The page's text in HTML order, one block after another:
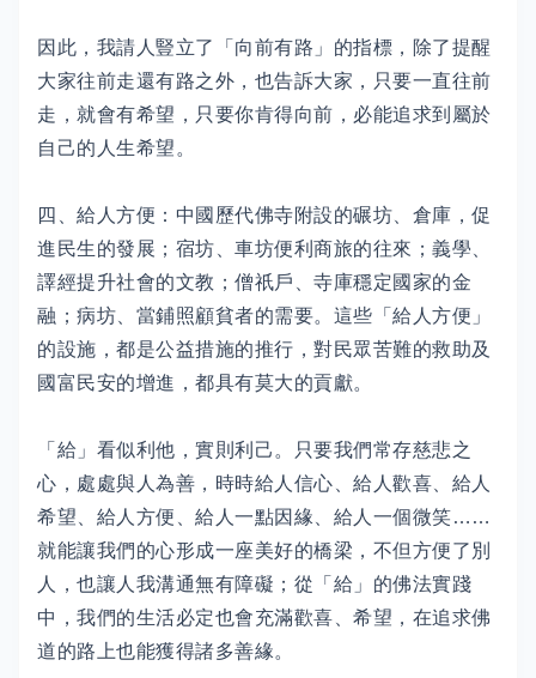
因此，我請人豎立了「向前有路」的指標，除了提醒
大家往前走還有路之外，也告訴大家，只要一直往前
走，就會有希望，只要你肯得向前，必能追求到屬於
自己的人生希望。
四、給人方便：中國歷代佛寺附設的碾坊、倉庫，促
進民生的發展；宿坊、車坊便利商旅的往來；義學、
譯經提升社會的文教；僧祇戶、寺庫穩定國家的金
融；病坊、當鋪照顧貧者的需要。這些「給人方便」
的設施，都是公益措施的推行，對民眾苦難的救助及
國富民安的增進，都具有莫大的貢獻。
「給」看似利他，實則利己。只要我們常存慈悲之
心，處處與人為善，時時給人信心、給人歡喜、給人
希望、給人方便、給人一點因緣、給人一個微笑……
就能讓我們的心形成一座美好的橋梁，不但方便了別
人，也讓人我溝通無有障礙；從「給」的佛法實踐
中，我們的生活必定也會充滿歡喜、希望，在追求佛
道的路上也能獲得諸多善緣。